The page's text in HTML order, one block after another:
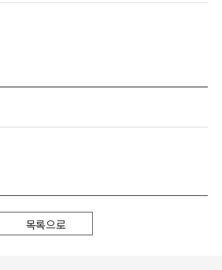
목록으로